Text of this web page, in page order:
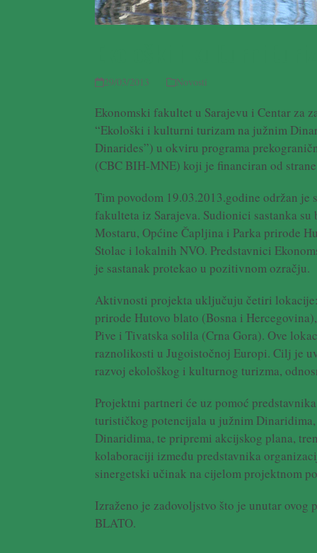
29/03/2013 Novosti
Ekonomski fakultet u Sarajevu i Centar za
“Ekološki i kulturni turizam na južnim
Dinarides”) u okviru programa
(CBC BIH-MNE) koji je financiran od
Tim povodom 19.03.2013.godine održan
fakulteta iz Sarajeva. Sudionici sastanka
Mostaru, Općine Čapljina i Parka prirode
Stolac i lokalnih NVO. Predstavnici
je sastanak protekao u pozitivnom ozračju.
Aktivnosti projekta uključuju četiri
prirode Hutovo blato (Bosna i
Pive i Tivatska solila (Crna Gora). Ove
raznolikosti u Jugoistočnoj Europi. Cilj je
razvoj ekološkog i kulturnog turizma,
Projektni partneri će uz pomoć
turističkog potencijala u južnim
Dinaridima, te pripremi akcijskog plana,
kolaboraciji između predstavnika
sinergetski učinak na cijelom projektnom
Izraženo je zadovoljstvo što je unutar
BLATO.